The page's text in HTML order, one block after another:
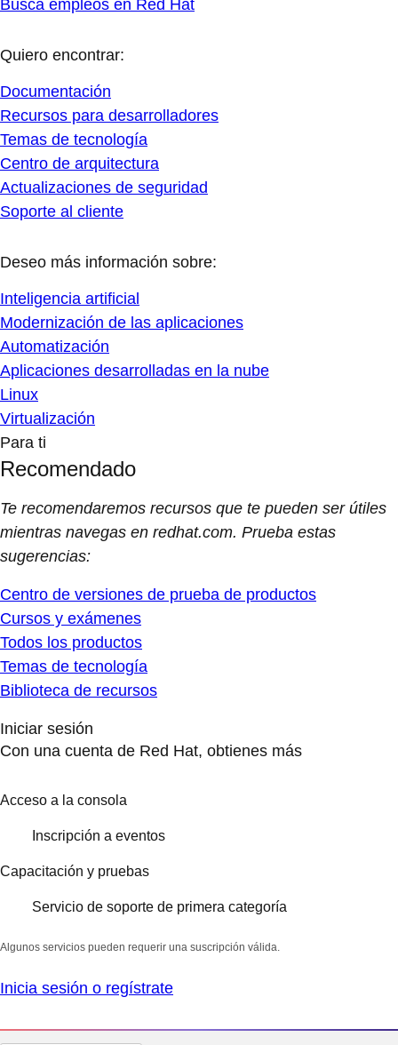
Busca empleos en Red Hat
Quiero encontrar:
Documentación
Recursos para desarrolladores
Temas de tecnología
Centro de arquitectura
Actualizaciones de seguridad
Soporte al cliente
Deseo más información sobre:
Inteligencia artificial
Modernización de las aplicaciones
Automatización
Aplicaciones desarrolladas en la nube
Linux
Virtualización
Para ti
Recomendado
Te recomendaremos recursos que te pueden ser útiles
mientras navegas en redhat.com. Prueba estas
sugerencias:
Centro de versiones de prueba de productos
Cursos y exámenes
Todos los productos
Temas de tecnología
Biblioteca de recursos
Iniciar sesión
Con una cuenta de Red Hat, obtienes más
Acceso a la consola
Inscripción a eventos
Capacitación y pruebas
Servicio de soporte de primera categoría
Algunos servicios pueden requerir una suscripción válida.
Inicia sesión o regístrate